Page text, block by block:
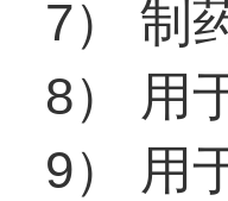
7）
制
8）
用
9）
用